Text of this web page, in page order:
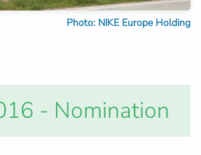
Photo: NIKE Europe Holding
- Nomination